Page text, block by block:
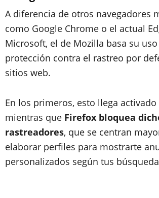
A diferencia de otros navegadores
como Google Chrome o el actual
Microsoft, el de Mozilla basa su
protección contra el rastreo por
sitios web.
En los primeros, esto llega
mientras que Firefox bloquea
rastreadores, que se centran
elaborar perfiles para mostrarte
personalizados según tus